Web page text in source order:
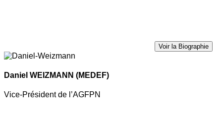
Voir la Biographie
Daniel WEIZMANN (MEDEF)
Vice-Président de l’AGFPN